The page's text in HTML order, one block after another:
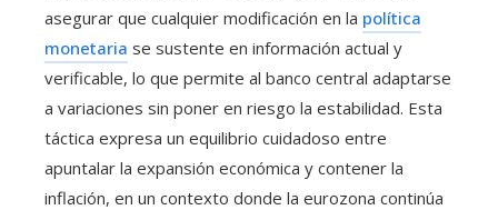
asegurar que cualquier modificación en la política
monetaria se sustente en información actual y
verificable, lo que permite al banco central adaptarse
a variaciones sin poner en riesgo la estabilidad. Esta
táctica expresa un equilibrio cuidadoso entre
apuntalar la expansión económica y contener la
inflación, en un contexto donde la eurozona continúa